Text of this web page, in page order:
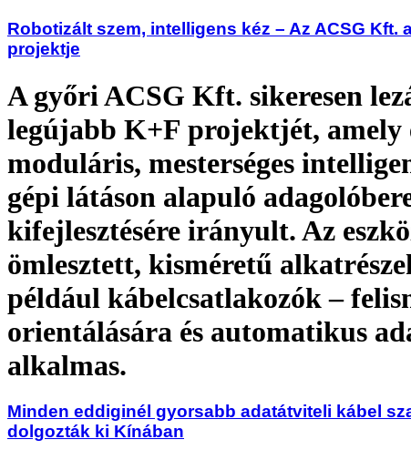
Robotizált szem, intelligens kéz – Az ACSG Kft.
projektje
A győri ACSG Kft. sikeresen
legújabb K+F projektjét, amely
moduláris, mesterséges
gépi látáson alapuló
kifejlesztésére irányult. Az
ömlesztett, kisméretű
például kábelcsatlakozók –
orientálására és automatikus
alkalmas.
Minden eddiginél gyorsabb adatátviteli kábel
dolgozták ki Kínában